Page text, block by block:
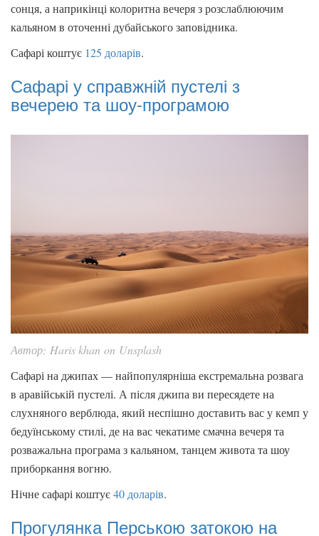
сонця, а наприкінці колоритна вечеря з розслаблюючим
кальяном в оточенні дубайського заповідника.
Сафарі коштує 125 доларів.
Сафарі у справжній пустелі з
вечерею та шоу-програмою
Автор: Haris khan on Unsplash
Сафарі на джипах — найпопулярніша екстремальна розвага
в аравійській пустелі. А після джипа ви пересядете на
слухняного верблюда, який неспішно доставить вас у кемп у
бедуїнському стилі, де на вас чекатиме смачна вечеря та
розважальна програма з кальяном, танцем живота та шоу
приборкання вогню.
Нічне сафарі коштує40 доларів.
Прогулянка Перською затокою на